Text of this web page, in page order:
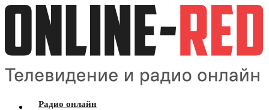
Радио онлайн